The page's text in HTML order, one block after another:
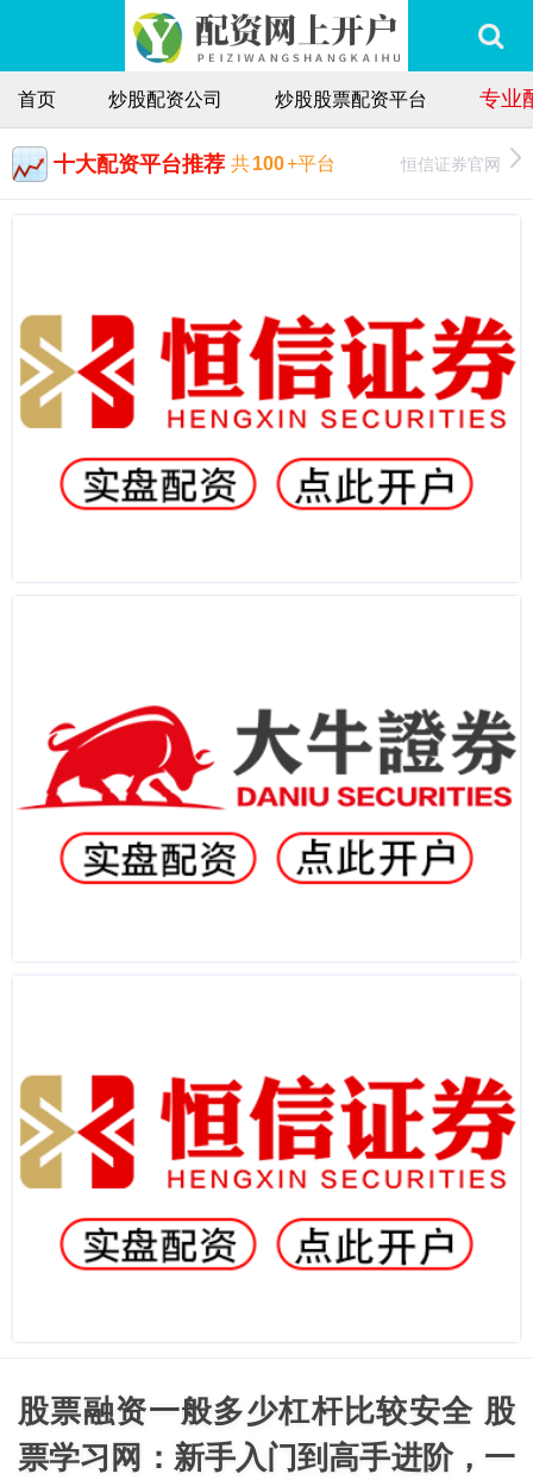
首页 炒股配资公司 炒股股票配资平台 专业
十大配资平台推荐 共100+平台 恒信证券官网
股票融资一般多少杠杆比较安全 股
票学习网：新手入门到高手进阶，一